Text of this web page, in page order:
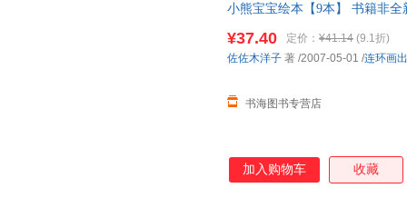
小熊宝宝绘本【9本】 书籍非
¥37.40 定价： ¥41.14 (9.1折)
书海图书专营店
佐佐木洋子 著 /2007-05-01 /连环画
加入购物车 收藏